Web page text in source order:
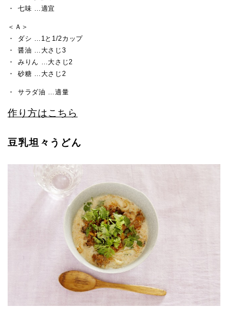
七味 …適宜
＜Ａ＞
ダシ …1と1/2カップ
醤油 …大さじ3
みりん …大さじ2
砂糖 …大さじ2
サラダ油 …適量
作り方はこちら
豆乳坦々うどん